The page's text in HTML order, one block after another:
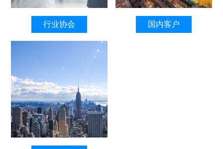
行业协会 国内客户